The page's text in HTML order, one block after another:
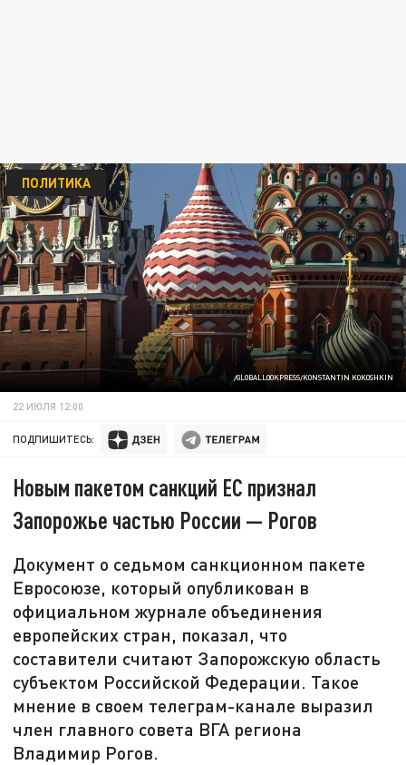
/GLOBALLOOKPRESS/KONSTANTIN KOKOSHKIN
ПОЛИТИКА
22 ИЮЛЯ 12:00
ПОДПИШИТЕСЬ:
Новым пакетом санкций ЕС признал
Запорожье частью России — Рогов
Документ о седьмом санкционном пакете
Евросоюзе, который опубликован в
официальном журнале объединения
европейских стран, показал, что
составители считают Запорожскую область
субъектом Российской Федерации. Такое
мнение в своем телеграм-канале выразил
член главного совета ВГА региона
Владимир Рогов.